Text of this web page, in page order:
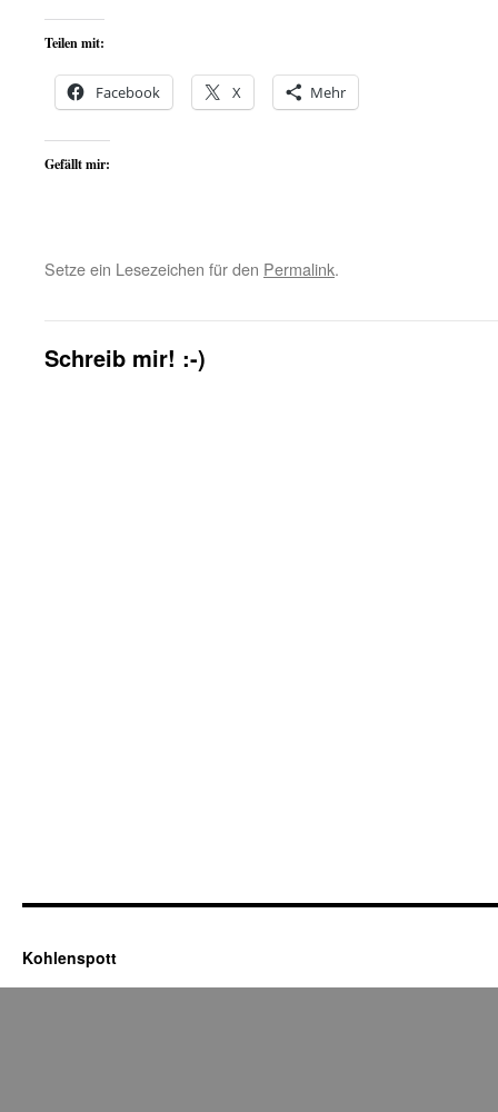
Teilen mit:
Facebook X Mehr
Gefällt mir:
Setze ein Lesezeichen für den Permalink.
Schreib mir! :-)
Kohlenspott